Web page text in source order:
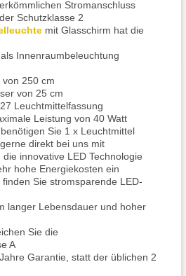
Stromanschluss
Schutzklasse 2
mit Glasschirm hat die
Innenraumbeleuchtung
250 cm
von 25 cm
Leuchtmittelfassung
Leistung von 40 Watt
Sie 1 x Leuchtmittel
direkt bei uns mit
innovative LED Technologie
hohe Energiekosten ein
Sie stromsparende LED-
langer Lebensdauer und hoher
Sie die
A
Garantie, statt der üblichen 2